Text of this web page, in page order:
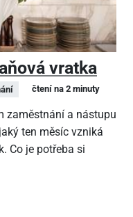
vratka
čtení na 2 minuty
zaměstnání a nástupu
ten měsíc vzniká
Co je potřeba si